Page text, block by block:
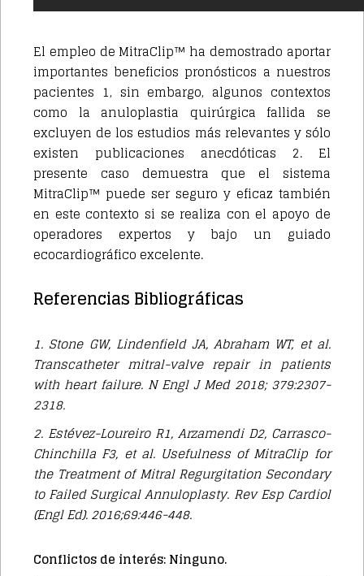
El empleo de MitraClip™ ha demostrado aportar
importantes beneficios pronósticos a nuestros
pacientes 1, sin embargo, algunos contextos
como la anuloplastia quirúrgica fallida se
excluyen de los estudios más relevantes y sólo
existen publicaciones anecdóticas 2. El
presente caso demuestra que el sistema
MitraClip™ puede ser seguro y eficaz también
en este contexto si se realiza con el apoyo de
operadores expertos y bajo un guiado
ecocardiográfico excelente.
Referencias Bibliográficas
1. Stone GW, Lindenfield JA, Abraham WT, et al.
Transcatheter mitral-valve repair in patients
with heart failure. N Engl J Med 2018; 379:2307-
2318.
2. Estévez-Loureiro R1, Arzamendi D2, Carrasco-
Chinchilla F3, et al. Usefulness of MitraClip for
the Treatment of Mitral Regurgitation Secondary
to Failed Surgical Annuloplasty. Rev Esp Cardiol
(Engl Ed). 2016;69:446-448.
Conflictos de interés: Ninguno.